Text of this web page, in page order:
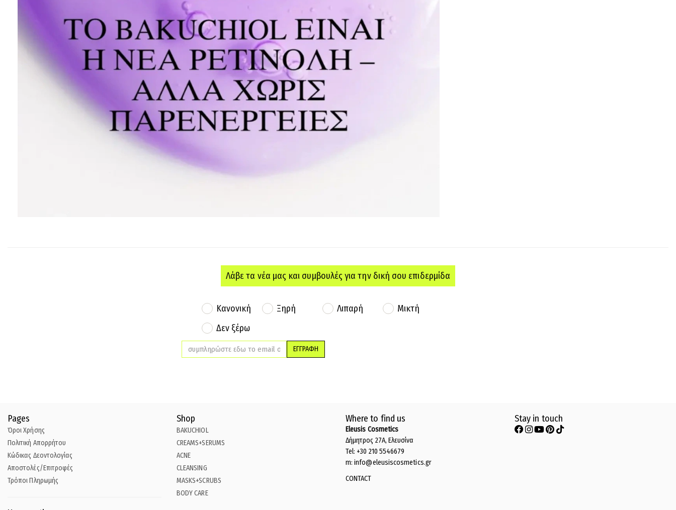
Λάβε τα νέα μας και συμβουλές για την δική σου επιδερμίδα
Κανονική Ξηρή Λιπαρή
Μικτή
Δεν ξέρω
ΕΓΓΡΑΦΗ
Pages
Όροι Χρήσης
Πολιτική Απορρήτου
Κώδικας Δεοντολογίας
Αποστολές/Επιτροφές
Τρόποι Πληρωμής
Shop
BAKUCHIOL
CREAMS+SERUMS
ACNE
CLEANSING
MASKS+SCRUBS
BODY CARE
Where to find us
Eleusis Cosmetics
Δήμητρος 27Α, Ελευσίνα
Tel: +30 210 5546679
m: info@eleusiscosmetics.gr
CONTACT
Stay in touch